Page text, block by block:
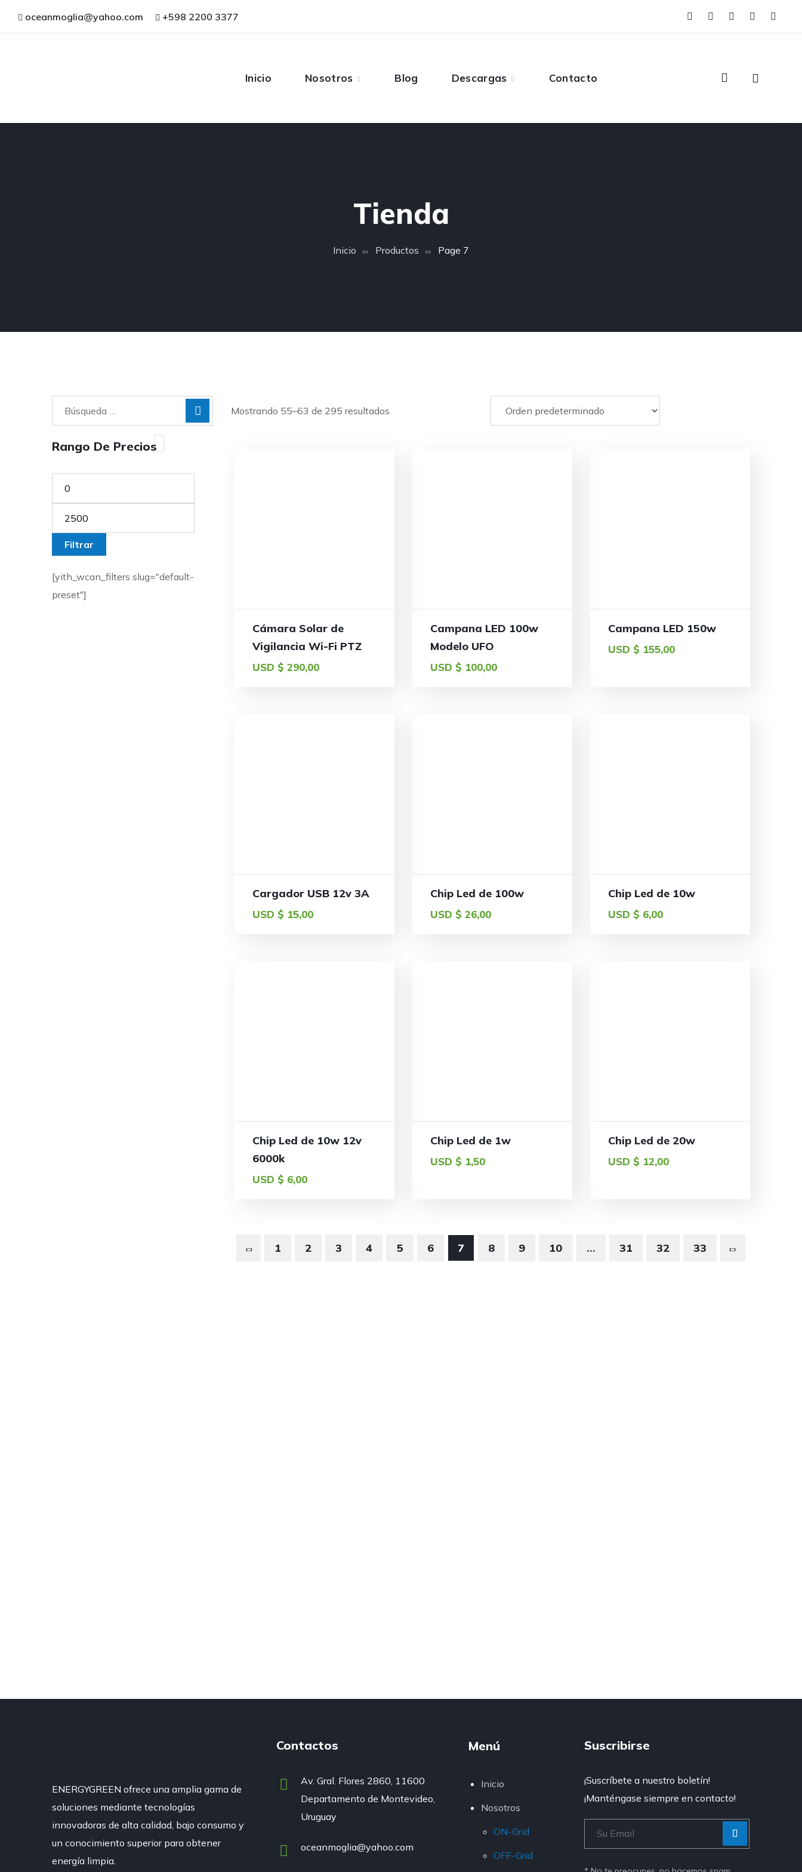
oceanmoglia@yahoo.com +598 2200 3377
Inicio Nosotros Blog Descargas Contacto
Tienda
Inicio Productos Page 7
Mostrando 55–63 de 295 resultados
Cámara Solar de
Vigilancia Wi-Fi PTZ
USD $ 290,00
Campana LED 100w
Modelo UFO
USD $ 100,00
Campana LED 150w
USD $ 155,00
Cargador USB 12v 3A
USD $ 15,00
Chip Led de 100w
USD $ 26,00
Chip Led de 10w
USD $ 6,00
Chip Led de 10w 12v
6000k
USD $ 6,00
Chip Led de 1w
USD $ 1,50
Chip Led de 20w
USD $ 12,00
1 2 3 4 5 6 7 8 9 10 … 31 32 33
Rango De Precios
Filtrar
[yith_wcan_filters slug="default-
preset"]
ENERGYGREEN ofrece una amplia gama de
soluciones mediante tecnologías
innovadoras de alta calidad, bajo consumo y
un conocimiento superior para obtener
energía limpia.
Contactos
Av. Gral. Flores 2860, 11600
Departamento de Montevideo,
Uruguay
oceanmoglia@yahoo.com
Menú
Inicio
Nosotros
ON-Grid
OFF-Grid
Suscribirse
¡Suscríbete a nuestro boletín!
¡Manténgase siempre en contacto!
[Enviar
“”]